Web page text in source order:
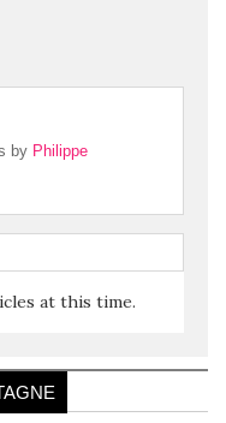
by Philippe
at this time.